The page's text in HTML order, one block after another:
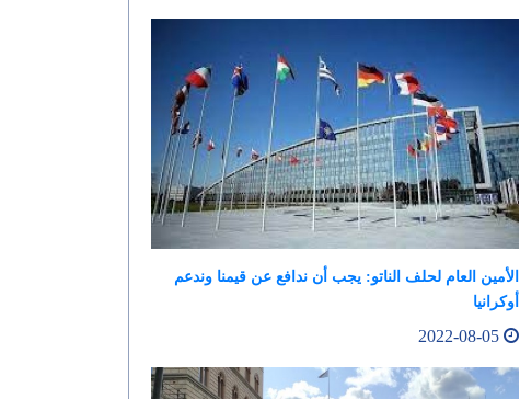
الأمين العام لحلف الناتو: يجب أن ندافع عن قيمنا وندعم
أوكرانيا